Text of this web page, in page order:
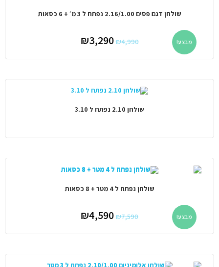
מבצע!
שולחן דגם פסים 2.16/1.00 נפתח ל 3 מ׳ + 6 כסאות
₪4,990
₪3,290
שולחן 2.10 נפתח ל 3.10
מבצע!
שולחן נפתח ל 4 מטר + 8 כסאות
₪7,590
₪4,590